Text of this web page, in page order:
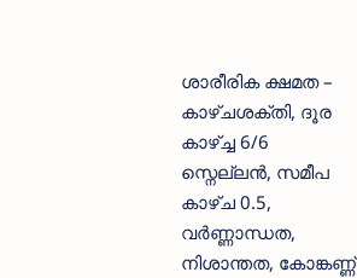
ശാരീരിക ക്ഷമത –
കാഴ്ചശക്തി, ദൂര
കാഴ്ച്ച 6/6
സ്നെല്ലൻ, സമീപ
കാഴ്ച 0.5,
വർണ്ണാന്ധത,
നിശാന്തത, കോങ്കണ്ണ്